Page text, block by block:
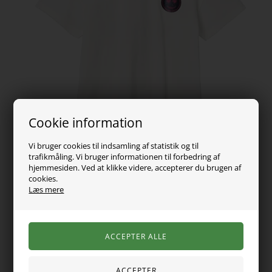
Cookie information
Vi bruger cookies til indsamling af statistik og til
trafikmåling. Vi bruger informationen til forbedring af
hjemmesiden. Ved at klikke videre, accepterer du brugen af
cookies.
Læs mere
109,00DKK